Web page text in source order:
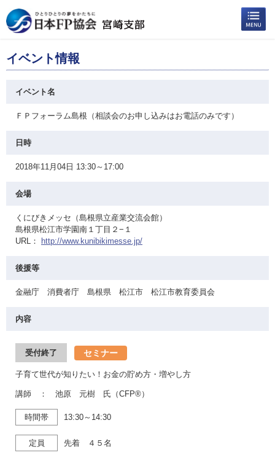
イベント情報
イベント名
ＦＰフォーラム島根（相談会のお申し込みはお電話のみです）
日時
2018年11月04日 13:30～17:00
会場
くにびきメッセ（島根県立産業交流会館）
島根県松江市学園南１丁目２−１
URL：
http://www.kunibikimesse.jp/
後援等
金融庁 消費者庁 島根県 松江市 松江市教育委員会
内容
受付終了 セミナー
子育て世代が知りたい！お金の貯め方・増やし方
講師 ： 池原 元樹 氏（CFP®）
時間帯 13:30～14:30
定員 先着 ４５名